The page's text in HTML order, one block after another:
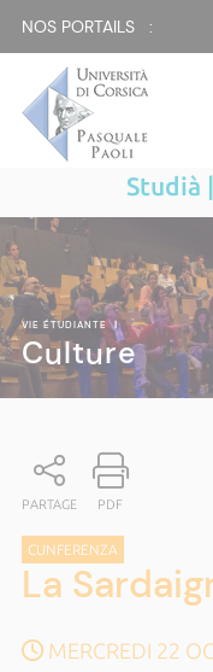
NOS PORTAILS :
Studià |
VIE ÉTUDIANTE|
Culture
PARTAGE PDF
CUNFERENZA
La
MERCREDI 22